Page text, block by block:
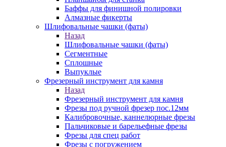
Баффы для финишной полировки
Алмазные фикерты
Шлифовальные чашки (фаты)
Назад
Шлифовальные чашки (фаты)
Сегментные
Сплошные
Выпуклые
Фрезерный инструмент для камня
Назад
Фрезерный инструмент для камня
Фрезы под ручной фрезер пос.12мм
Калибровочные, каннелюрные фрезы
Пальчиковые и барельефные фрезы
Фрезы для спец работ
Фрезы с погружением